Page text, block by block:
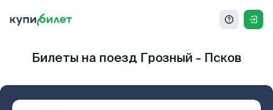
Билеты на поезд Грозный - Псков